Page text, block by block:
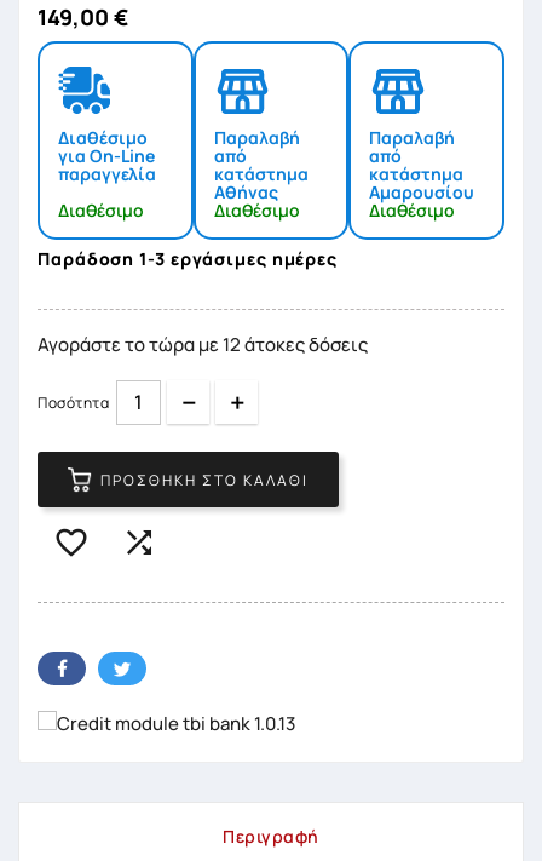
149,00 €
Διαθέσιμο
για On-Line
παραγγελία
Διαθέσιμο
Παραλαβή
από
κατάστημα
Αθήνας
Διαθέσιμο
Παραλαβή
από
κατάστημα
Αμαρουσίου
Διαθέσιμο
Παράδοση 1-3 εργάσιμες ημέρες
Αγοράστε το τώρα με 12 άτοκες δόσεις
Ποσότητα Quantity
ΠΡΟΣΘΉΚΗ ΣΤΟ ΚΑΛΆΘΙ
 
Περιγραφή